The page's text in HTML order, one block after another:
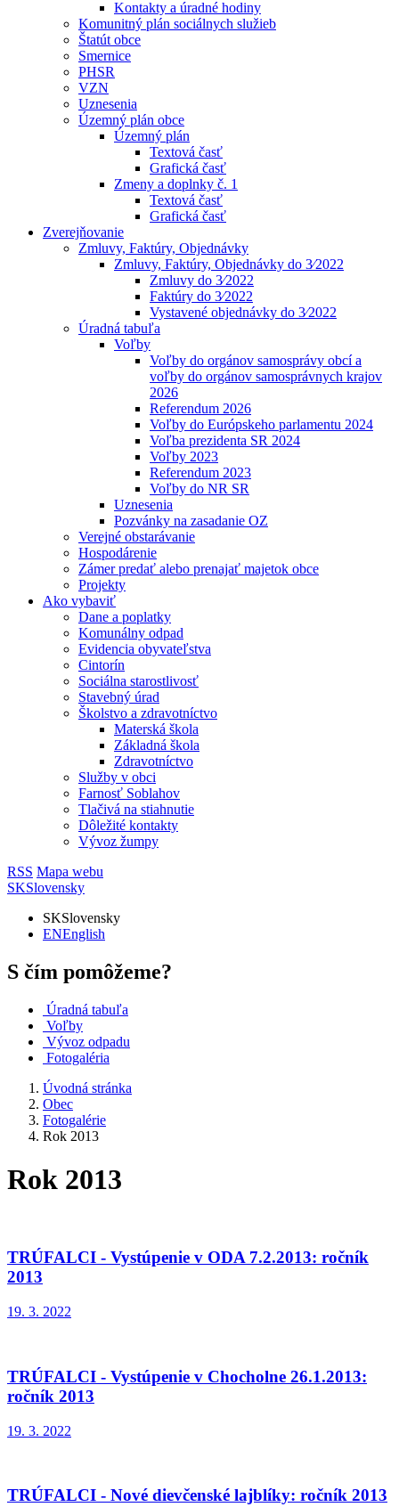
Kontakty a úradné hodiny
Komunitný plán sociálnych služieb
Štatút obce
Smernice
PHSR
VZN
Uznesenia
Územný plán obce
Územný plán
Textová časť
Grafická časť
Zmeny a doplnky č. 1
Textová časť
Grafická časť
Zverejňovanie
Zmluvy, Faktúry, Objednávky
Zmluvy, Faktúry, Objednávky do 3⁄2022
Zmluvy do 3⁄2022
Faktúry do 3⁄2022
Vystavené objednávky do 3⁄2022
Úradná tabuľa
Voľby
Voľby do orgánov samosprávy obcí a
voľby do orgánov samosprávnych krajov
2026
Referendum 2026
Voľby do Európskeho parlamentu 2024
Voľba prezidenta SR 2024
Voľby 2023
Referendum 2023
Voľby do NR SR
Uznesenia
Pozvánky na zasadanie OZ
Verejné obstarávanie
Hospodárenie
Zámer predať alebo prenajať majetok obce
Projekty
Ako vybaviť
Dane a poplatky
Komunálny odpad
Evidencia obyvateľstva
Cintorín
Sociálna starostlivosť
Stavebný úrad
Školstvo a zdravotníctvo
Materská škola
Základná škola
Zdravotníctvo
Služby v obci
Farnosť Soblahov
Tlačivá na stiahnutie
Dôležité kontakty
Vývoz žumpy
RSS Mapa webu
SKSlovensky
SKSlovensky
ENEnglish
S čím pomôžeme?
Úradná tabuľa
Voľby
Vývoz odpadu
Fotogaléria
Úvodná stránka
Obec
Fotogalérie
Rok 2013
Rok 2013
TRÚFALCI - Vystúpenie v ODA 7.2.2013: ročník
2013
19. 3. 2022
TRÚFALCI - Vystúpenie v Chocholne 26.1.2013:
ročník 2013
19. 3. 2022
TRÚFALCI - Nové dievčenské lajblíky: ročník 2013